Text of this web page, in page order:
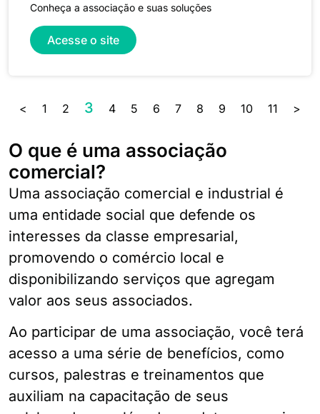
Conheça a associação e suas soluções
Acesse o site
< 1 2 3 4 5 6 7 8 9 10 11 >
O que é uma associação
comercial?
Uma associação comercial e industrial é
uma entidade social que defende os
interesses da classe empresarial,
promovendo o comércio local e
disponibilizando serviços que agregam
valor aos seus associados.
Ao participar de uma associação, você terá
acesso a uma série de benefícios, como
cursos, palestras e treinamentos que
auxiliam na capacitação de seus